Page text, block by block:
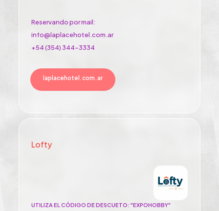
Reservando por mail:
info@laplacehotel.com.ar
+54 (354) 344-3334
laplacehotel.com.ar
Lofty
UTILIZA EL CÓDIGO DE DESCUETO: "EXPOHOBBY"